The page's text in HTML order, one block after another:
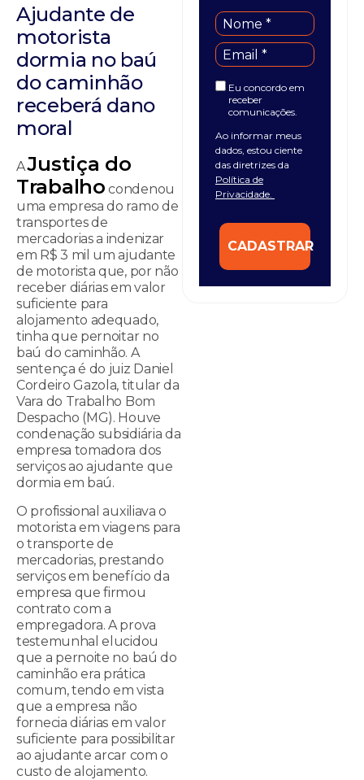
Ajudante de
motorista
dormia no baú
do caminhão
receberá dano
moral
AJustiça do
Trabalho condenou
uma empresa do ramo de
transportes de
mercadorias a indenizar
em R$ 3 mil um ajudante
de motorista que, por não
receber diárias em valor
suficiente para
alojamento adequado,
tinha que pernoitar no
baú do caminhão. A
sentença é do juiz Daniel
Cordeiro Gazola, titular da
Vara do Trabalho Bom
Despacho (MG). Houve
condenação subsidiária da
empresa tomadora dos
serviços ao ajudante que
dormia em baú.
O profissional auxiliava o
motorista em viagens para
o transporte de
mercadorias, prestando
serviços em benefício da
empresa que firmou
contrato com a
empregadora. A prova
testemunhal elucidou
que a pernoite no baú do
caminhão era prática
comum, tendo em vista
que a empresa não
fornecia diárias em valor
suficiente para possibilitar
ao ajudante arcar com o
custo de alojamento.
Eu concordo em
receber
comunicações.
Ao informar meus
dados, estou ciente
das diretrizes da
Política de
Privacidade.
CADASTRAR